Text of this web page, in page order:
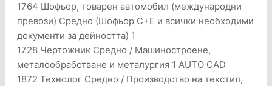
1764 Шофьор, товарен автомобил (международни
превози) Средно (Шофьор C+E и всички необходими
документи за дейността) 1
1728 Чертожник Средно / Машиностроене,
металообработване и металургия 1 AUTO CAD
1872 Технолог Средно / Производство на текстил,